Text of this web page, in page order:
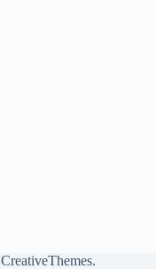
CreativeThemes.